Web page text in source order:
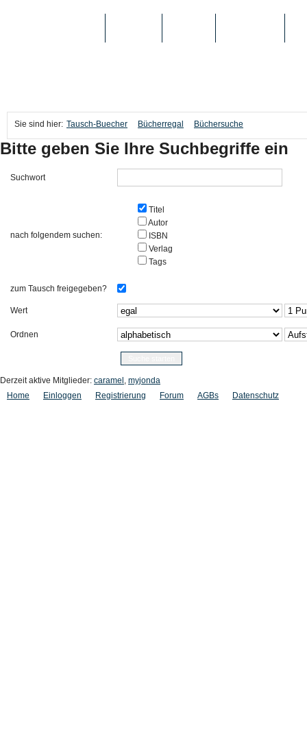
Sie sind hier: Tausch-Buecher Bücherregal Büchersuche
Bitte geben Sie Ihre Suchbegriffe ein
Suchwort
nach folgendem suchen:
Titel
Autor
ISBN
Verlag
Tags
zum Tausch freigegeben?
Wert
Ordnen
Derzeit aktive Mitglieder: caramel , myjonda
Home
Einloggen Registrierung Forum AGBs Datenschutz